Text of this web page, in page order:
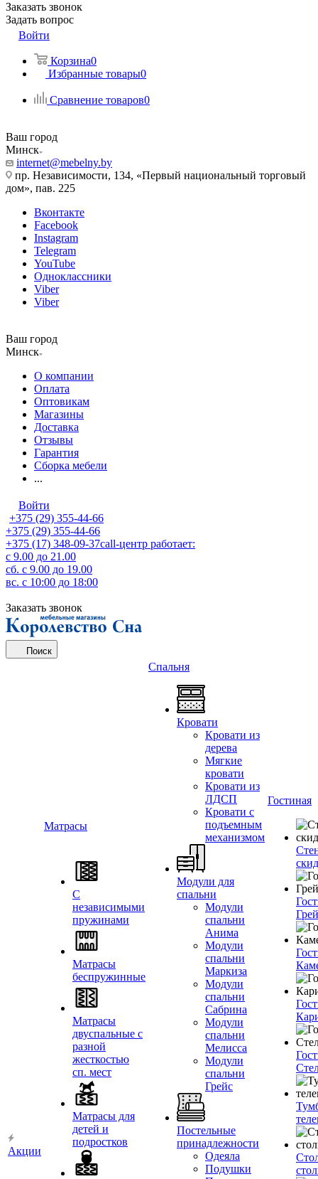
Заказать звонок
Задать вопрос
Войти
Корзина0
Избранные товары0
Сравнение товаров0
Ваш город
Минск
internet@mebelny.by
пр. Независимости, 134, «Первый национальный торговый
дом», пав. 225
Вконтакте
Facebook
Instagram
Telegram
YouTube
Одноклассники
Viber
Viber
Ваш город
Минск
О компании
Оплата
Оптовикам
Магазины
Доставка
Отзывы
Гарантия
Сборка мебели
...
Войти
+375 (29) 355-44-66
+375 (29) 355-44-66
+375 (17) 348-09-37call-центр работает:
с 9.00 до 21.00
сб. с 9.00 до 19.00
вс. c 10:00 до 18:00
Заказать звонок
Поиск
Акции
Матрасы
С
независимыми
пружинами
Матрасы
беспружинные
Матрасы
двуспальные с
разной
жесткостью
сп. мест
Матрасы для
детей и
подростков
Спальня
Кровати
Кровати из
дерева
Мягкие
кровати
Кровати из
ЛДСП
Кровати с
подъемным
механизмом
Модули для
спальни
Модули
спальни
Анима
Модули
спальни
Маркиза
Модули
спальни
Сабрина
Модули
спальни
Мелисса
Модули
спальни
Грейс
Постельные
принадлежности
Одеяла
Подушки
Гостиная